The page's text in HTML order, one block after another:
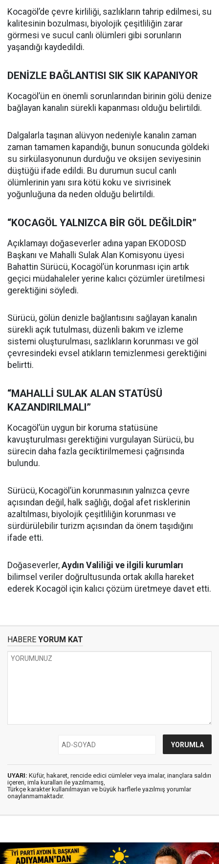
Kocagöl’de çevre kirliliği, sazlıkların tahrip edilmesi, su
kalitesinin bozulması, biyolojik çeşitliliğin zarar
görmesi ve sucul canlı ölümleri gibi sorunların
yaşandığı kaydedildi.
DENİZLE BAĞLANTISI SIK SIK KAPANIYOR
Kocagöl’ün en önemli sorunlarından birinin gölü denize
bağlayan kanalın sürekli kapanması olduğu belirtildi.
Dalgalarla taşınan alüvyon nedeniyle kanalın zaman
zaman tamamen kapandığı, bunun sonucunda göldeki
su sirkülasyonunun durduğu ve oksijen seviyesinin
düştüğü ifade edildi. Bu durumun sucul canlı
ölümlerinin yanı sıra kötü koku ve sivrisinek
yoğunluğuna da neden olduğu belirtildi.
“KOCAGÖL YALNIZCA BİR GÖL DEĞİLDİR”
Açıklamayı doğaseverler adına yapan EKODOSD
Başkanı ve Mahalli Sulak Alan Komisyonu üyesi
Bahattin Sürücü, Kocagöl’ün korunması için artık
geçici müdahaleler yerine kalıcı çözümler üretilmesi
gerektiğini söyledi.
Sürücü, gölün denizle bağlantısını sağlayan kanalın
sürekli açık tutulması, düzenli bakım ve izleme
sistemi oluşturulması, sazlıkların korunması ve göl
çevresindeki evsel atıkların temizlenmesi gerektiğini
belirtti.
“MAHALLİ SULAK ALAN STATÜSÜ
KAZANDIRILMALI”
Kocagöl’ün uygun bir koruma statüsüne
kavuşturulması gerektiğini vurgulayan Sürücü, bu
sürecin daha fazla geciktirilmemesi çağrısında
bulundu.
Sürücü, Kocagöl’ün korunmasının yalnızca çevre
açısından değil, halk sağlığı, doğal afet risklerinin
azaltılması, biyolojik çeşitliliğin korunması ve
sürdürülebilir turizm açısından da önem taşıdığını
ifade etti.
Doğaseverler, Aydın Valiliği ve ilgili kurumları
bilimsel veriler doğrultusunda ortak akılla hareket
ederek Kocagöl için kalıcı çözüm üretmeye davet etti.
HABERE YORUM KAT
UYARI: Küfür, hakaret, rencide edici cümleler veya imalar, inançlara saldırı
içeren, imla kuralları ile yazılmamış,
Türkçe karakter kullanılmayan ve büyük harflerle yazılmış yorumlar
onaylanmamaktadır.